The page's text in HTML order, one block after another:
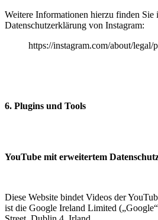
Weitere Informationen hierzu finden Sie
Datenschutzerklärung von Instagram:
https://instagram.com/about/legal/
6. Plugins und Tools
YouTube mit erweitertem
Diese Website bindet Videos der
ist die Google Ireland Limited